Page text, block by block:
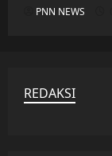
PNN NEWS
REDAKSI